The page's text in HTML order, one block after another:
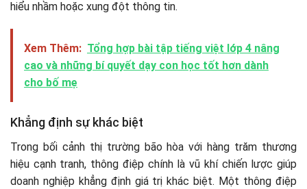
hiểu nhầm hoặc xung đột thông tin.
Xem Thêm: Tổng hợp bài tập tiếng việt lớp 4 nâng
cao và những bí quyết dạy con học tốt hơn dành
cho bố mẹ
Khẳng định sự khác biệt
Trong bối cảnh thị trường bão hòa với hàng trăm thương
hiệu cạnh tranh, thông điệp chính là vũ khí chiến lược giúp
doanh nghiệp khẳng định giá trị khác biệt. Một thông điệp